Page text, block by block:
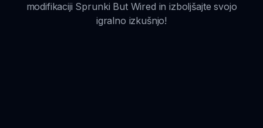
modifikaciji Sprunki But Wired in izboljšajte svojo
igralno izkušnjo!